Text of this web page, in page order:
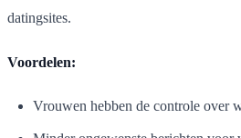
datingsites.
Voordelen:
Vrouwen hebben de controle over